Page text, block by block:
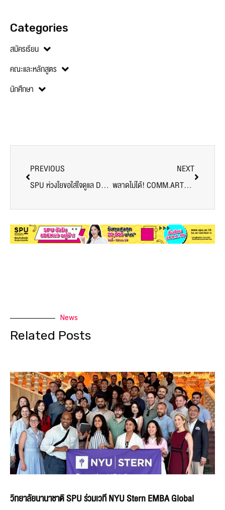
Categories
สมัครเรียน
คณะและหลักสูตร
นักศึกษา
PREVIOUS
SPU ห่วงใยขอใส่ใจดูแล Dek 63 ปวส.ในช่วงวิกฤต! รับทุน สูงสุด 10,000 บาท*
NEXT
พลาดไม่ได้! COMM.ARTS DNA LIVE by SPU การแข่งขันผลิตคลิปวิดีโอ “เด็กสร้าง(สรรค์) ชิงเงินรางวัลกว่า 15,000 บาท สำหรับน้องๆ ระดับมัธยม และปวช.
News
Related Posts
วิทยาลัยนานาชาติ SPU ร่วมเวที NYU Stern EMBA Global